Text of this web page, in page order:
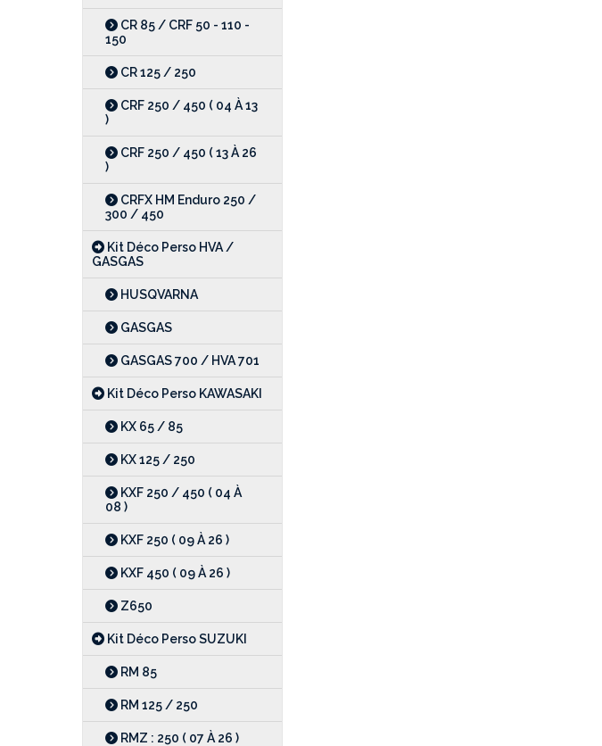
CR 85 / CRF 50 - 110 -
150
CR 125 / 250
CRF 250 / 450 ( 04 À 13
)
CRF 250 / 450 ( 13 À 26
)
CRFX HM Enduro 250 /
300 / 450
Kit Déco Perso HVA /
GASGAS
HUSQVARNA
GASGAS
GASGAS 700 / HVA 701
Kit Déco Perso KAWASAKI
KX 65 / 85
KX 125 / 250
KXF 250 / 450 ( 04 À
08 )
KXF 250 ( 09 À 26 )
KXF 450 ( 09 À 26 )
Z650
Kit Déco Perso SUZUKI
RM 85
RM 125 / 250
RMZ : 250 ( 07 À 26 )